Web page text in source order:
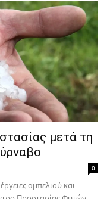
μετά τη
0
αμπελιού και